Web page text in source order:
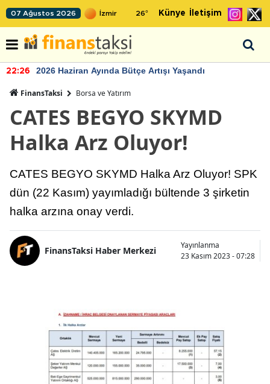
07 Ağustos 2026 26° Künye İletişim
22:26 2026 Haziran Ayında Bütçe Artışı Yaşandı
FinansTaksi Borsa ve Yatırım
CATES BEGYO SKYMD
Halka Arz Oluyor!
CATES BEGYO SKYMD Halka Arz Oluyor! SPK
dün (22 Kasım) yayımladığı bültende 3 şirketin
halka arzına onay verdi.
FinansTaksi Haber Merkezi
Yayınlanma
23 Kasım 2023 - 07:28